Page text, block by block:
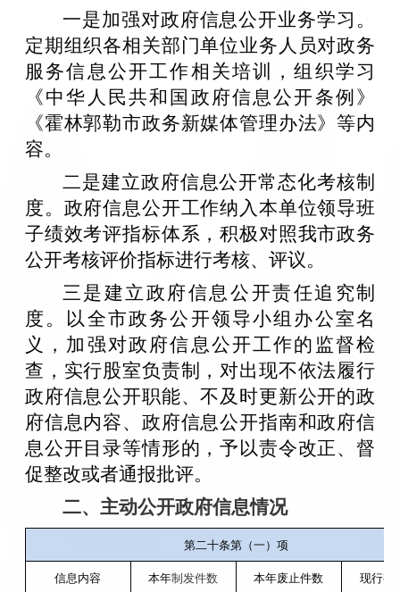
一是加强对政府信息公开业务学习。
定期组织各相关部门单位业务人员对政务
服务信息公开工作相关培训，组织学习
《中华人民共和国政府信息公开条例》
《霍林郭勒市政务新媒体管理办法》等内
容。
二是建立政府信息公开常态化考核制
度。政府信息公开工作纳入本单位领导班
子绩效考评指标体系，积极对照我市政务
公开考核评价指标进行考核、评议。
三是建立政府信息公开责任追究制
度。以全市政务公开领导小组办公室名
义，加强对政府信息公开工作的监督检
查，实行股室负责制，对出现不依法履行
政府信息公开职能、不及时更新公开的政
府信息内容、政府信息公开指南和政府信
息公开目录等情形的，予以责令改正、督
促整改或者通报批评。
二、主动公开政府信息情况
第二十条第（一）项
信息内容 本年制发件数 本年废止件数 现行有